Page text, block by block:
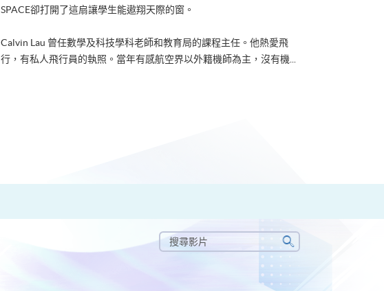
好的生活。救護員Stone到HKU SPACE進修體育運動課程前，這也是他
的標準答案。香港生活太快太急速，有時令我們欠缺了聆聽內心的空...
搜
尋
搜
尋